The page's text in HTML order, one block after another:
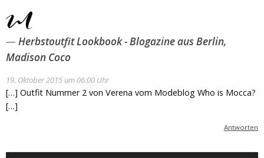
Herbstoutfit Lookbook - Blogazine aus Berlin,
Madison Coco
19. Oktober 2015 um 06:00 Uhr
[…] Outfit Nummer 2 von Verena vom Modeblog Who is Mocca?
[…]
Antworten